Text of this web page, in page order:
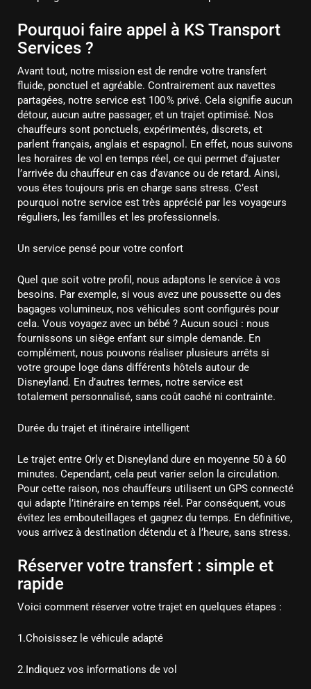
Pourquoi faire appel à KS Transport
Services ?
Avant tout, notre mission est de rendre votre transfert
fluide, ponctuel et agréable. Contrairement aux navettes
partagées, notre service est 100 % privé. Cela signifie aucun
détour, aucun autre passager, et un trajet optimisé. Nos
chauffeurs sont ponctuels, expérimentés, discrets, et
parlent français, anglais et espagnol. En effet, nous suivons
les horaires de vol en temps réel, ce qui permet d’ajuster
l’arrivée du chauffeur en cas d’avance ou de retard. Ainsi,
vous êtes toujours pris en charge sans stress. C’est
pourquoi notre service est très apprécié par les voyageurs
réguliers, les familles et les professionnels.
Un service pensé pour votre confort
Quel que soit votre profil, nous adaptons le service à vos
besoins. Par exemple, si vous avez une poussette ou des
bagages volumineux, nos véhicules sont configurés pour
cela. Vous voyagez avec un bébé ? Aucun souci : nous
fournissons un siège enfant sur simple demande. En
complément, nous pouvons réaliser plusieurs arrêts si
votre groupe loge dans différents hôtels autour de
Disneyland. En d’autres termes, notre service est
totalement personnalisé, sans coût caché ni contrainte.
Durée du trajet et itinéraire intelligent
Le trajet entre Orly et Disneyland dure en moyenne 50 à 60
minutes. Cependant, cela peut varier selon la circulation.
Pour cette raison, nos chauffeurs utilisent un GPS connecté
qui adapte l’itinéraire en temps réel. Par conséquent, vous
évitez les embouteillages et gagnez du temps. En définitive,
vous arrivez à destination détendu et à l’heure, sans stress.
Réserver votre transfert : simple et
rapide
Voici comment réserver votre trajet en quelques étapes :
1.Choisissez le véhicule adapté
2.Indiquez vos informations de vol